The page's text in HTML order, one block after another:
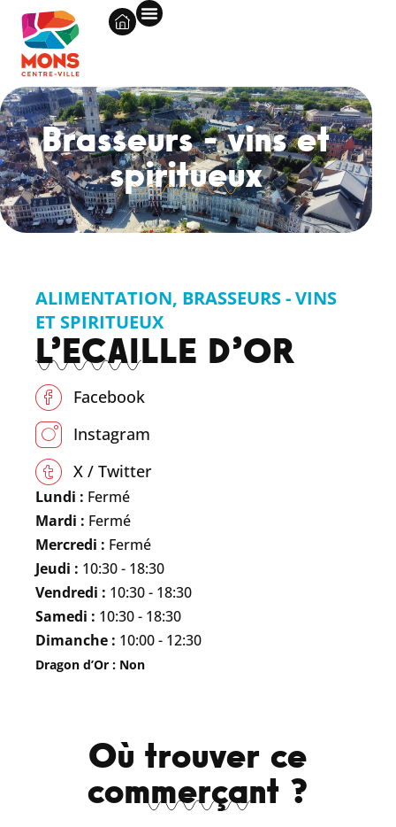
Brasseurs - vins et
spiritueux
ALIMENTATION, BRASSEURS - VINS
ET SPIRITUEUX
L’ECAILLE D’OR
Facebook
Instagram
X / Twitter
Lundi : Fermé
Mardi : Fermé
Mercredi : Fermé
Jeudi : 10:30 - 18:30
Vendredi : 10:30 - 18:30
Samedi : 10:30 - 18:30
Dimanche : 10:00 - 12:30
Dragon d’Or : Non
Où trouver ce
commerçant ?